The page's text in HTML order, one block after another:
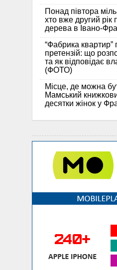
Понад півтора
хто вже другий рік
дерева в Івано-
“Фабрика квартир”
претензій: що
та як відповідає
(ФОТО)
Місце, де можна
Мамський
десятки жінок у